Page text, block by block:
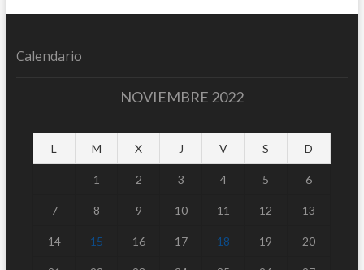
Calendario
NOVIEMBRE 2022
L M X J V S D
1 2 3 4 5 6
7 8 9 10 11 12 13
14 15 16 17 18 19 20